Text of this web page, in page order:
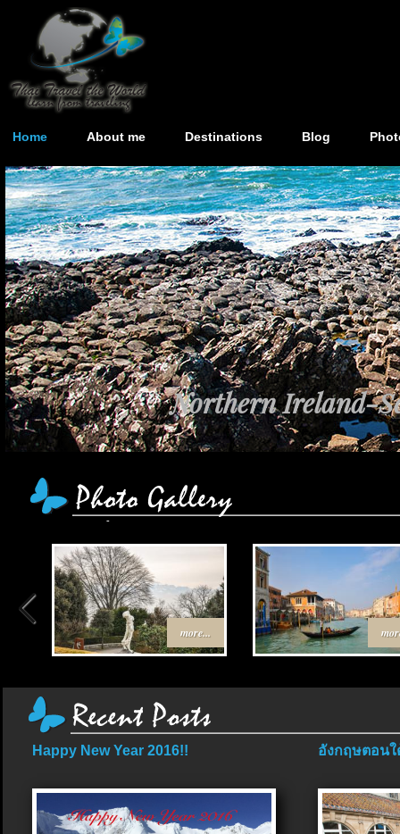
Home About me Destinations Blog
Northern Ireland-
เส้นทาง Egypt-
more...
Happy New Year 2016!! อังกฤษตอนใ